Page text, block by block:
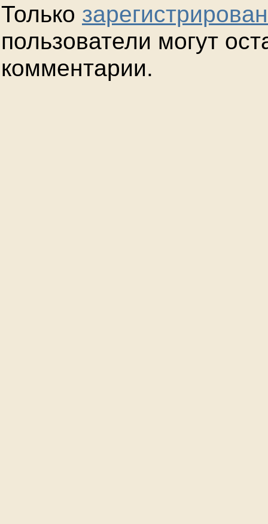
Только
пользователи могут
комментарии.